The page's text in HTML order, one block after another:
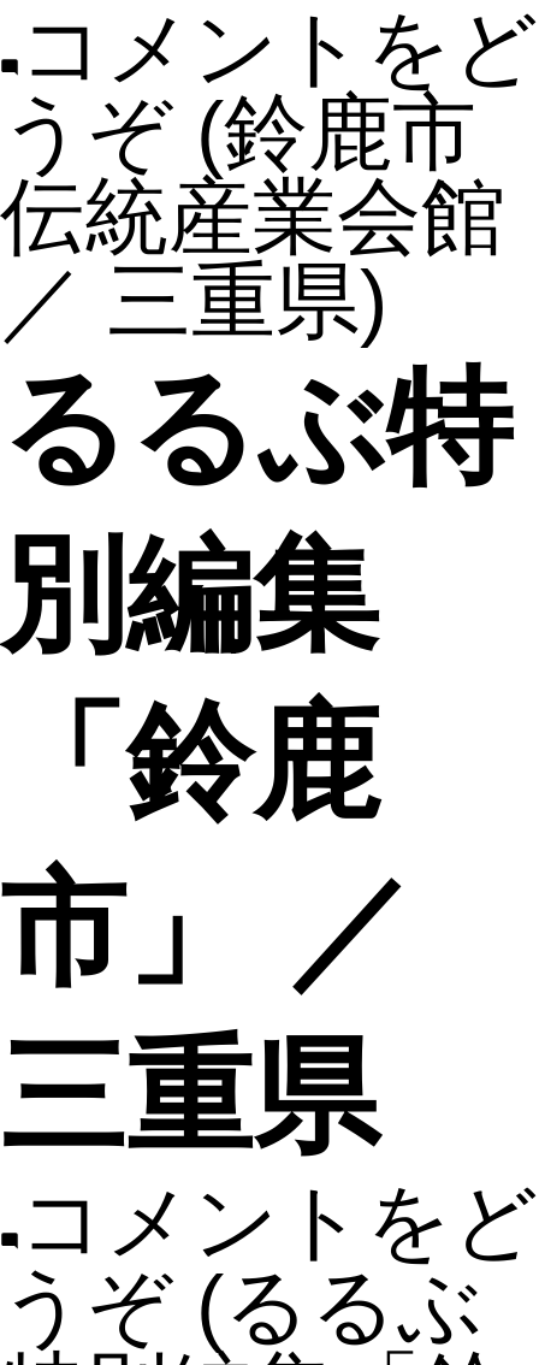
コメントをど
うぞ (鈴鹿市
伝統産業会館
／ 三重県)
るるぶ特
別編集
「鈴鹿
市」 ／
三重県
コメントをど
うぞ (るるぶ